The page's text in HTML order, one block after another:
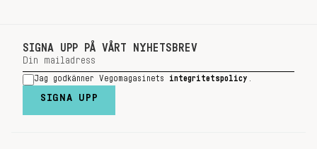
SIGNA UPP PÅ VÅRT NYHETSBREV
Jag godkänner Vegomagasinets integritetspolicy
SIGNA UPP